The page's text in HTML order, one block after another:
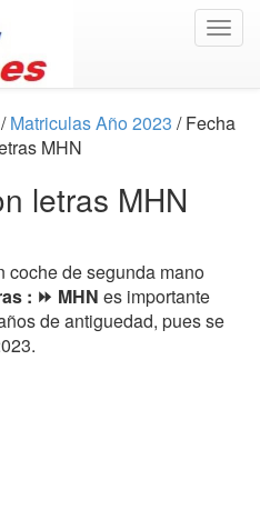
/Matriculas Año 2023 / Fecha
MHN
letras MHN
coche de segunda mano
: ⏩ MHN es importante
de antiguedad, pues se